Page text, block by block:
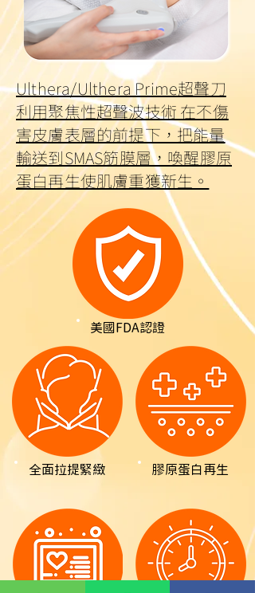
Ulthera/Ulthera Prime超聲刀
利用聚焦性超聲波技術 在不傷
害皮膚表層的前提下，把能量
輸送到SMAS筋膜層，喚醒膠原
蛋白再生使肌膚重獲新生。
美國FDA認證
全面拉提緊緻 膠原蛋白再生